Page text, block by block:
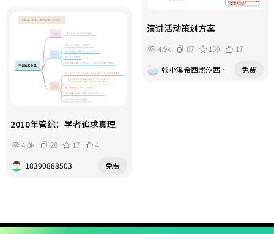
演讲活动策划方案
4.9k 87 139
17
张小溪希西熙汐茜烯奚浠嘻嘻嘻嘻
免费
2010年管综：学者追求真理
4.0k 28 17
4
18390888503
免费